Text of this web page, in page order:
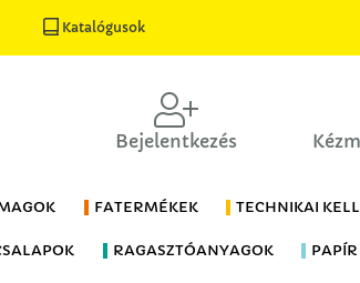
Katalógusok
Bejelentkezés
FATERMÉKEK TECHNIKAI
RAGASZTÓANYAGOK PAPÍR